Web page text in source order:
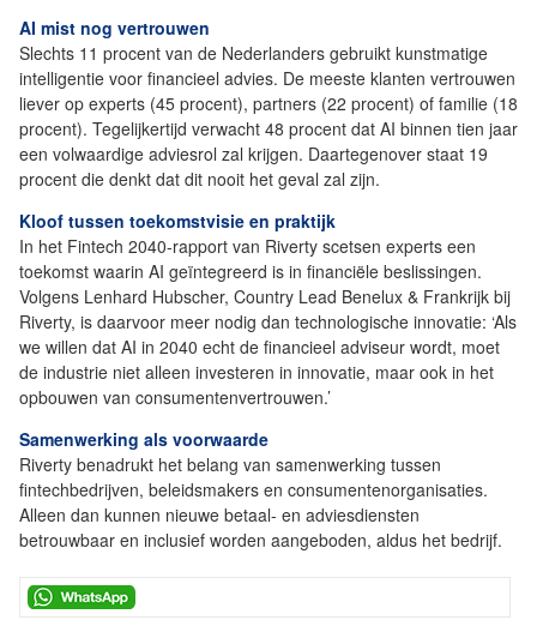
AI mist nog vertrouwen
Slechts 11 procent van de Nederlanders gebruikt kunstmatige
intelligentie voor financieel advies. De meeste klanten vertrouwen
liever op experts (45 procent), partners (22 procent) of familie (18
procent). Tegelijkertijd verwacht 48 procent dat AI binnen tien jaar
een volwaardige adviesrol zal krijgen. Daartegenover staat 19
procent die denkt dat dit nooit het geval zal zijn.
Kloof tussen toekomstvisie en praktijk
In het Fintech 2040-rapport van Riverty scetsen experts een
toekomst waarin AI geïntegreerd is in financiële beslissingen.
Volgens Lenhard Hubscher, Country Lead Benelux & Frankrijk bij
Riverty, is daarvoor meer nodig dan technologische innovatie: ‘Als
we willen dat AI in 2040 echt de financieel adviseur wordt, moet
de industrie niet alleen investeren in innovatie, maar ook in het
opbouwen van consumentenvertrouwen.’
Samenwerking als voorwaarde
Riverty benadrukt het belang van samenwerking tussen
fintechbedrijven, beleidsmakers en consumentenorganisaties.
Alleen dan kunnen nieuwe betaal- en adviesdiensten
betrouwbaar en inclusief worden aangeboden, aldus het bedrijf.